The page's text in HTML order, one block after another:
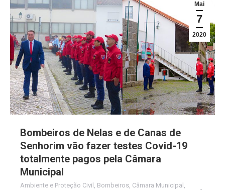
Mai
7
2020
Bombeiros de Nelas e de Canas de
Senhorim vão fazer testes Covid-19
totalmente pagos pela Câmara
Municipal
Ambiente e Proteção Civil , Bombeiros, Câmara Municipal ,